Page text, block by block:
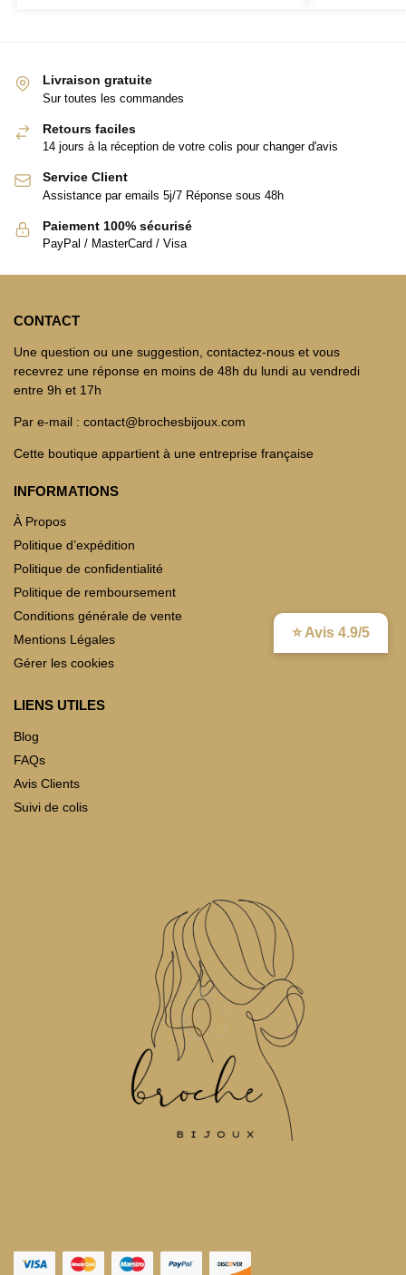
⭐ Avis 4.9/5
Livraison gratuite
Sur toutes les commandes
Retours faciles
14 jours à la réception de votre colis pour changer d'avis
Service Client
Assistance par emails 5j/7 Réponse sous 48h
Paiement 100% sécurisé
PayPal / MasterCard / Visa
CONTACT
Une question ou une suggestion, contactez-nous et vous
recevrez une réponse en moins de 48h du lundi au vendredi
entre 9h et 17h
Par e-mail : contact@brochesbijoux.com
Cette boutique appartient à une entreprise française
INFORMATIONS
À Propos
Politique d’expédition
Politique de confidentialité
Politique de remboursement
Conditions générale de vente
Mentions Légales
Gérer les cookies
LIENS UTILES
Blog
FAQs
Avis Clients
Suivi de colis